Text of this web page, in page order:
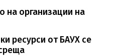
на организации на
ресурси от БАУХ се